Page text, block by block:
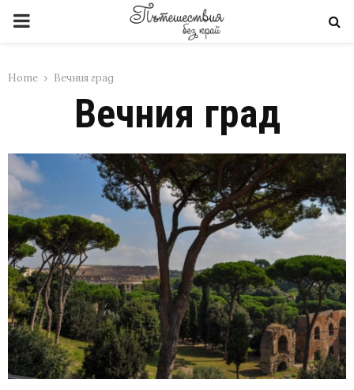
PRIMARY
Home Вечния град
Вечния град